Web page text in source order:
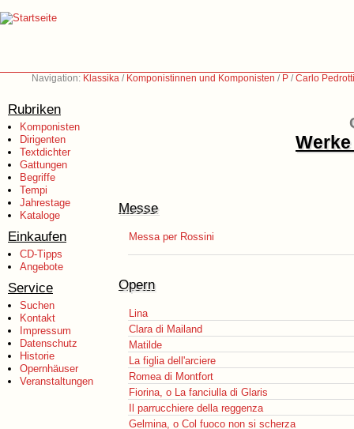
Navigation: Klassika / Komponistinnen und Komponisten / P /Carlo
Rubriken
Komponisten
Dirigenten
Textdichter
Gattungen
Begriffe
Tempi
Jahrestage
Kataloge
Einkaufen
CD-Tipps
Angebote
Service
Suchen
Kontakt
Impressum
Datenschutz
Historie
Opernhäuser
Veranstaltungen
Messe
Messa per Rossini
Opern
Lina
Clara di Mailand
Matilde
La figlia dell'arciere
Romea di Montfort
Fiorina, o La fanciulla di Glaris
Il parrucchiere della reggenza
Gelmina, o Col fuoco non si scherza